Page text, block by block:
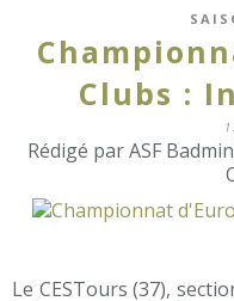
Clubs :
Rédigé par ASF
Le CESTours (37),